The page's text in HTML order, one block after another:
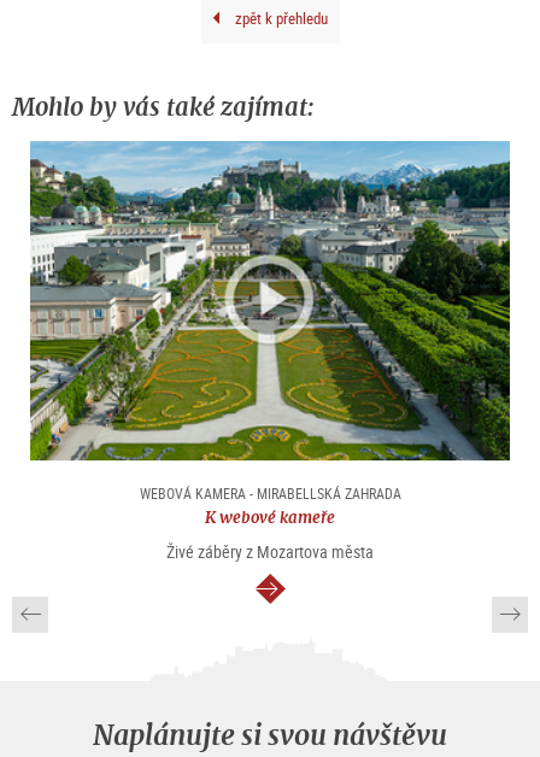
zpět k přehledu
Mohlo by vás také zajímat:
WEBOVÁ KAMERA - MIRABELLSKÁ ZAHRADA
K webové kameře
Živé záběry z Mozartova města
continue
Naplánujte si svou návštěvu